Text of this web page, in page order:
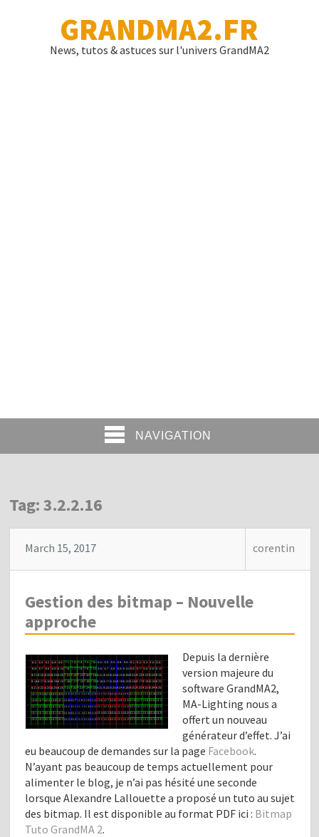
GRANDMA2.FR
News, tutos & astuces sur l'univers GrandMA2
NAVIGATION
Tag: 3.2.2.16
March 15, 2017 corentin
Gestion des bitmap – Nouvelle
approche
Depuis la dernière
version majeure du
software GrandMA2,
MA-Lighting nous a
offert un nouveau
générateur d’effet. J’ai
eu beaucoup de demandes sur la page Facebook.
N’ayant pas beaucoup de temps actuellement pour
alimenter le blog, je n’ai pas hésité une seconde
lorsque Alexandre Lallouette a proposé un tuto au sujet
des bitmap. Il est disponible au format PDF ici : Bitmap
Tuto GrandMA 2.